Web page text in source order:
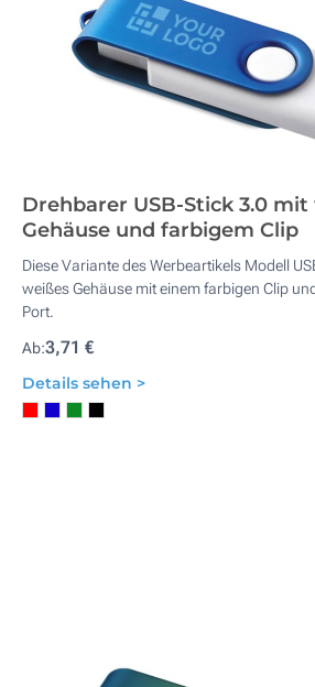
Drehbarer USB-Stick 3.0
Gehäuse und farbigem Clip
Diese Variante des Werbeartikels Modell
weißes Gehäuse mit einem farbigen Clip
Port.
Ab:3,71 €
Details sehen >